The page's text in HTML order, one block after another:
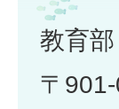
教育
〒